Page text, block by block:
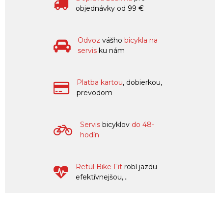
objednávky od 99 €
Odvoz vášho bicykla na
servis ku nám
Platba kartou, dobierkou,
prevodom
Servis bicyklov do 48-
hodín
Retül Bike Fit robí jazdu
efektívnejšou,...